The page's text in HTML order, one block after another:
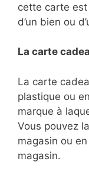
cette carte
d’un bien ou
La carte
La carte
plastique ou
marque à
Vous pouvez
magasin ou
magasin.